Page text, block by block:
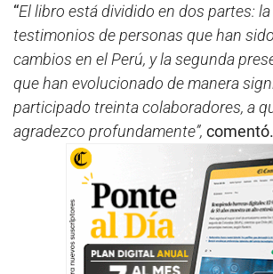
“El libro está dividido en dos partes:
testimonios de personas que han
cambios en el Perú, y la segunda
que han evolucionado de manera
participado treinta colaboradores, a
agradezco profundamente”, comentó.